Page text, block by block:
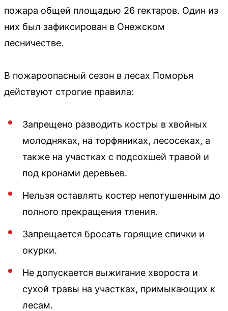
пожара общей площадью 26 гектаров. Один из
них был зафиксирован в Онежском
лесничестве.
В пожароопасный сезон в лесах Поморья
действуют строгие правила:
Запрещено разводить костры в хвойных
молодняках, на торфяниках, лесосеках, а
также на участках с подсохшей травой и
под кронами деревьев.
Нельзя оставлять костер непотушенным до
полного прекращения тления.
Запрещается бросать горящие спички и
окурки.
Не допускается выжигание хвороста и
сухой травы на участках, примыкающих к
лесам.